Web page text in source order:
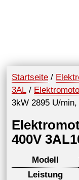
Startseite /
3AL /
3kW 2895 U/
400V
Modell
Leistung